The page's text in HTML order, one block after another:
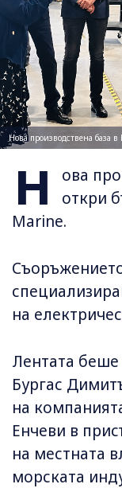
Нова производствена база
Н
ова
откри
Marine.
на
Лентата беше
Бургас
на
Енчеви в
на местната
морската